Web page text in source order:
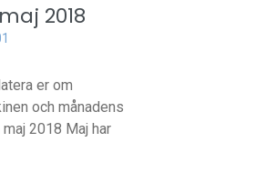
2018
er om
och månadens
2018 Maj har